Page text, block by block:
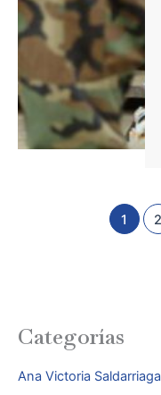
1 2
Categorías
Ana Victoria Saldarriaga